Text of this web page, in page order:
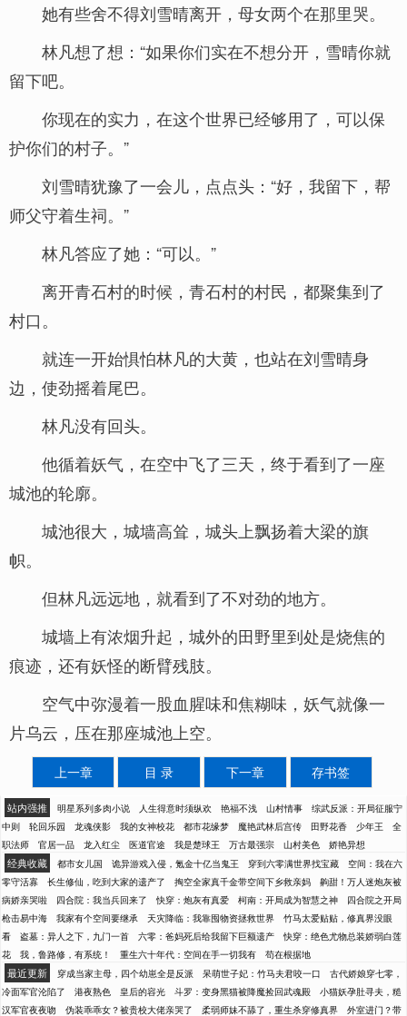
她有些舍不得刘雪晴离开，母女两个在那里哭。
林凡想了想：“如果你们实在不想分开，雪晴你就
留下吧。
你现在的实力，在这个世界已经够用了，可以保
护你们的村子。”
刘雪晴犹豫了一会儿，点点头：“好，我留下，帮
师父守着生祠。”
林凡答应了她：“可以。”
离开青石村的时候，青石村的村民，都聚集到了
村口。
就连一开始惧怕林凡的大黄，也站在刘雪晴身
边，使劲摇着尾巴。
林凡没有回头。
他循着妖气，在空中飞了三天，终于看到了一座
城池的轮廓。
城池很大，城墙高耸，城头上飘扬着大梁的旗
帜。
但林凡远远地，就看到了不对劲的地方。
城墙上有浓烟升起，城外的田野里到处是烧焦的
痕迹，还有妖怪的断臂残肢。
空气中弥漫着一股血腥味和焦糊味，妖气就像一
片乌云，压在那座城池上空。
上一章 目 录 下一章 存书签
站内强推 明星系列多肉小说 人生得意时须纵欢 艳福不浅 山村情事
综武反派：开局征服宁
中则
轮回乐园 龙魂侠影 我的女神校花 都市花缘梦 魔艳武林后宫传 田野花香 少年王
全
职法师
官居一品 龙入红尘 医道官途 我是楚球王 万古最强宗 山村美色 娇艳异想
经典收藏 都市女儿国 诡异游戏入侵，氪金十亿当鬼王 穿到六零满世界找宝藏
空间：我在六
零守活寡
长生修仙，吃到大家的遗产了 掏空全家真千金带空间下乡救亲妈
齁甜！万人迷炮灰被
病娇亲哭啦
四合院：我当兵回来了 快穿：炮灰有真爱 柯南：开局成为智慧之神
四合院之开局
枪击易中海
我家有个空间要继承 天灾降临：我靠囤物资拯救世界
竹马太爱贴贴，修真界没眼
看
盗墓：异人之下，九门一首 六零：爸妈死后给我留下巨额遗产
快穿：绝色尤物总装娇弱白莲
花
我，鲁路修，有系统！ 重生六十年代：空间在手一切我有 苟在根据地
最近更新 穿成当家主母，四个幼崽全是反派 呆萌世子妃：竹马夫君咬一口
古代娇娘穿七零，
冷面军官沦陷了
港夜熟色 皇后的容光 斗罗：变身黑猫被降魔捡回武魂殿
小猫妖孕肚寻夫，糙
汉军官夜夜吻
伪装乖乖女？被贵校大佬亲哭了 柔弱师妹不舔了，重生杀穿修真界 外室进门？带